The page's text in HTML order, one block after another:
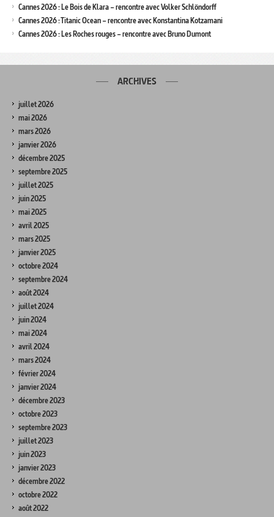
Cannes 2026 : Le Bois de Klara – rencontre avec Volker Schlöndorff
Cannes 2026 : Titanic Ocean – rencontre avec Konstantina Kotzamani
Cannes 2026 : Les Roches rouges – rencontre avec Bruno Dumont
ARCHIVES
juillet 2026
mai 2026
mars 2026
janvier 2026
décembre 2025
septembre 2025
juillet 2025
juin 2025
mai 2025
avril 2025
mars 2025
janvier 2025
octobre 2024
septembre 2024
août 2024
juillet 2024
juin 2024
mai 2024
avril 2024
mars 2024
février 2024
janvier 2024
décembre 2023
octobre 2023
septembre 2023
juillet 2023
juin 2023
janvier 2023
décembre 2022
octobre 2022
août 2022